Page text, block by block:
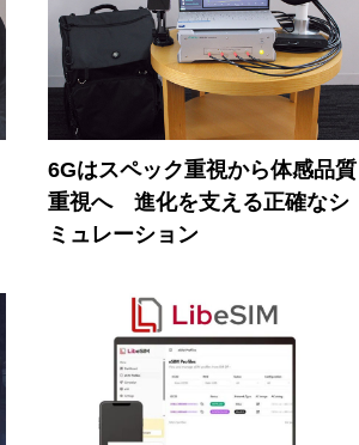
6Gはスペック重視から体感品質
重視へ 進化を支える正確なシ
ミュレーション